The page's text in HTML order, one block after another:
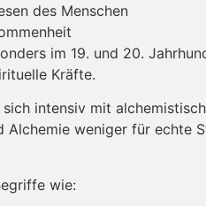
des Menschen
im 19. und 20.
Kräfte.
intensiv mit
Alchemie weniger für
wie: